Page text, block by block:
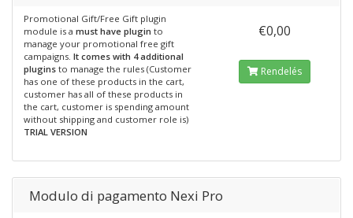
Promotional Gift/Free Gift plugin
module is a must have plugin to
manage your promotional free gift
campaigns. It comes with 4 additional
plugins to manage the rules (Customer
has one of these products in the cart,
customer has all of these products in
the cart, customer is spending amount
without shipping and customer role is)
TRIAL VERSION
€0,00
Rendelés
Modulo di pagamento Nexi Pro